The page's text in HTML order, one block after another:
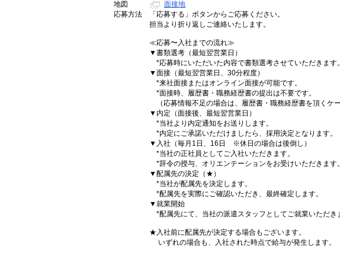
地図
面接地
応募方法
「応募する」ボタンからご応募ください。
担当より折り返しご連絡いたします。
≪応募〜入社までの流れ≫
▼書類選考（最短翌営業日）
*応募時にいただいた内容で書類選考させていただきます。
▼面接（最短翌営業日、30分程度）
*来社面接またはオンライン面接が可能です。
*面接時、履歴書・職務経歴書の提出は不要です。
（応募情報不足の場合は、履歴書・職務経歴書を頂くケー
▼内定（面接後、最短翌営業日）
*当社より内定通知をお送りします。
*内定にご承諾いただけましたら、採用決定となります。
▼入社（毎月1日、16日 ※休日の場合は後倒し）
*当社の正社員としてご入社いただきます。
*辞令の授与、オリエンテーションをお受けいただきます。
▼配属先の決定（★）
*当社が配属先を決定します。
*配属先を実際にご確認いただき、最終確定します。
▼就業開始
*配属先にて、当社の派遣スタッフとしてご就業いただき
★入社前に配属先が決定する場合もございます。
いずれの場合も、入社された時点で給与が発生します。